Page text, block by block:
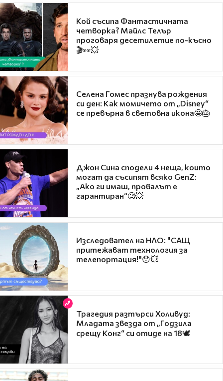
Кой съсипа Фантастичната
четворка? Майлс Телър
проговаря десетилетие по-късно
🎬👀💥
Селена Гомес празнува рождения
си ден: Как момичето от „Disney“
се превърна в световна икона🤩🎂
Джон Сина сподели 4 неща, които
могат да съсипят всяко GenZ:
„Ако ги имаш, провалът е
гарантиран“🧐💥
Изследовател на НЛО: "САЩ
притежават технология за
телепортация!"😯💥
Трагедия разтърси Холивуд:
Младата звезда от „Годзила
срещу Конг“ си отиде на 18🕊️